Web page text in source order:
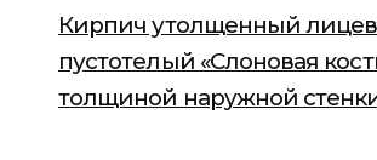
Кирпич утолщенный
пустотелый «Слоновая
толщиной наружной